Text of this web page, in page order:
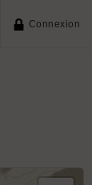
Connexion